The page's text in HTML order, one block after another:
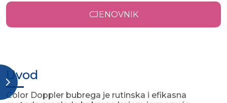
CJENOVNIK
Uvod
Color Doppler bubrega je rutinska i efikasna